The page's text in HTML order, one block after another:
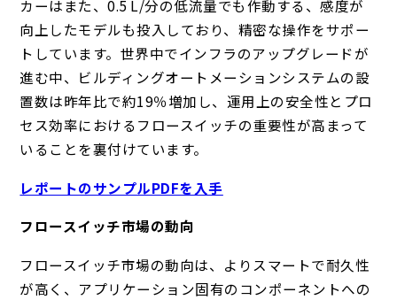
カーはまた、0.5 L/分の低流量でも作動する、感度が
向上したモデルも投入しており、精密な操作をサポー
トしています。世界中でインフラのアップグレードが
進む中、ビルディングオートメーションシステムの設
置数は昨年比で約19％増加し、運用上の安全性とプロ
セス効率におけるフロースイッチの重要性が高まって
いることを裏付けています。
レポートのサンプルPDFを入手
フロースイッチ市場の動向
フロースイッチ市場の動向は、よりスマートで耐久性
が高く、アプリケーション固有のコンポーネントへの